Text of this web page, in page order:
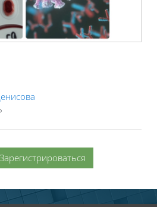
Зарегистрироваться